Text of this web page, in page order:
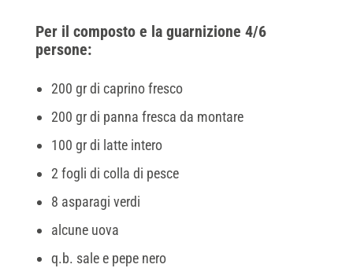
Per il composto e la guarnizione 4/6
persone:
200 gr di caprino fresco
200 gr di panna fresca da montare
100 gr di latte intero
2 fogli di colla di pesce
8 asparagi verdi
alcune uova
q.b. sale e pepe nero